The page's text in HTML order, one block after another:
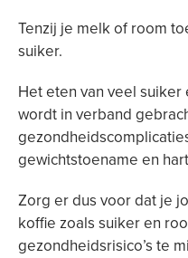
Tenzij je melk of room
suiker.
Het eten van veel
wordt in verband
gewichtstoename en
Zorg er dus voor dat je
koffie zoals suiker en
gezondheidsrisico’s te